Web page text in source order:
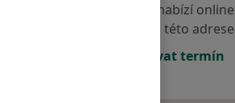
Tento specialista nenabízí
termínu na této
Rezervovat termín